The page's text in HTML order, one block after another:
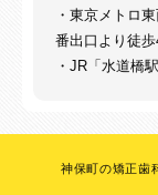
・東京メトロ
番出口より徒
・JR「水道橋
神保町の矯正歯